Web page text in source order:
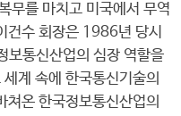
무를 마치고 미국에서 무역
건수 회장은 1986년 당시
보통신산업의 심장 역할을
계 속에 한국통신기술의
쳐온 한국정보통신산업의